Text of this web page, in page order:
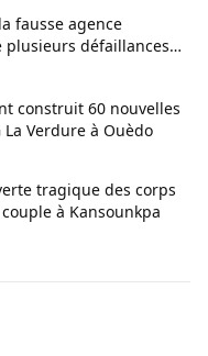
fausse agence
plusieurs défaillances
construit 60 nouvelles
La Verdure à Ouèdo
tragique des corps
à Kansounkpa